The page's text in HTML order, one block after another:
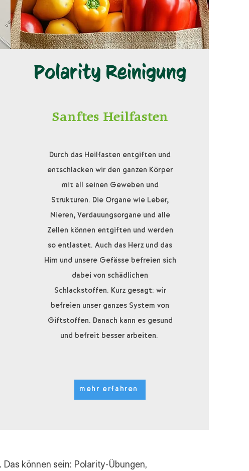
Polarity Reinigung
Sanftes Heilfasten
Durch das Heilfasten entgiften und
entschlacken wir den ganzen Körper
mit all seinen Geweben und
Strukturen. Die Organe wie Leber,
Nieren, Verdauungsorgane und alle
Zellen können entgiften und werden
so entlastet. Auch das Herz und das
Hirn und unsere Gefässe befreien sich
dabei von schädlichen
Schlackstoffen. Kurz gesagt: wir
befreien unser ganzes System von
Giftstoffen. Danach kann es gesund
und befreit besser arbeiten.
mehr erfahren
können sein: Polarity-Übungen,